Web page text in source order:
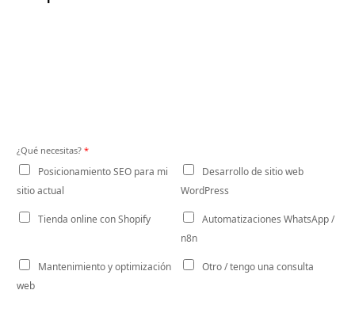
¿Qué necesitas? *
Posicionamiento SEO para mi
sitio actual
Desarrollo de sitio web
WordPress
Tienda online con Shopify
Automatizaciones WhatsApp /
n8n
Mantenimiento y optimización
web
Otro / tengo una consulta